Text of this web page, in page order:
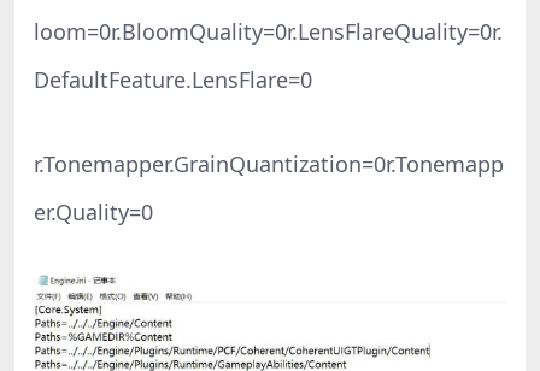
loom=0r.BloomQuality=0r.LensFlareQuality=0r.
DefaultFeature.LensFlare=0
r.Tonemapper.GrainQuantization=0r.Tonemapp
er.Quality=0